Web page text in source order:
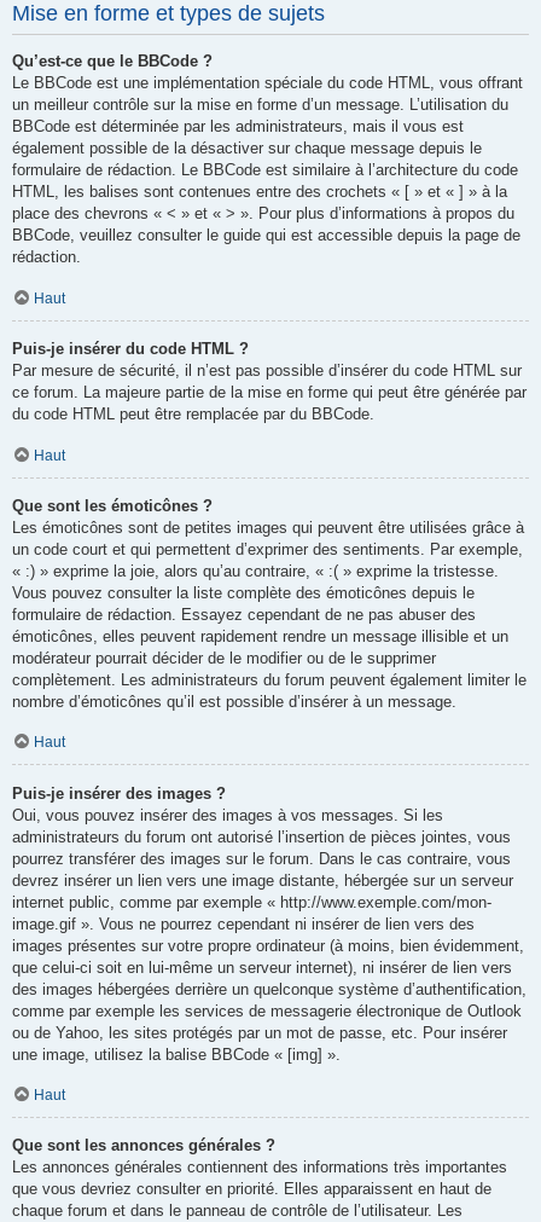
Mise en forme et types de sujets
Qu’est-ce que le BBCode ?
Le BBCode est une implémentation spéciale du code HTML, vous offrant
un meilleur contrôle sur la mise en forme d’un message. L’utilisation du
BBCode est déterminée par les administrateurs, mais il vous est
également possible de la désactiver sur chaque message depuis le
formulaire de rédaction. Le BBCode est similaire à l’architecture du code
HTML, les balises sont contenues entre des crochets « [ » et « ] » à la
place des chevrons « < » et « > ». Pour plus d’informations à propos du
BBCode, veuillez consulter le guide qui est accessible depuis la page de
rédaction.
Haut
Puis-je insérer du code HTML ?
Par mesure de sécurité, il n’est pas possible d’insérer du code HTML sur
ce forum. La majeure partie de la mise en forme qui peut être générée par
du code HTML peut être remplacée par du BBCode.
Haut
Que sont les émoticônes ?
Les émoticônes sont de petites images qui peuvent être utilisées grâce à
un code court et qui permettent d’exprimer des sentiments. Par exemple,
« :) » exprime la joie, alors qu’au contraire, « :( » exprime la tristesse.
Vous pouvez consulter la liste complète des émoticônes depuis le
formulaire de rédaction. Essayez cependant de ne pas abuser des
émoticônes, elles peuvent rapidement rendre un message illisible et un
modérateur pourrait décider de le modifier ou de le supprimer
complètement. Les administrateurs du forum peuvent également limiter le
nombre d’émoticônes qu’il est possible d’insérer à un message.
Haut
Puis-je insérer des images ?
Oui, vous pouvez insérer des images à vos messages. Si les
administrateurs du forum ont autorisé l’insertion de pièces jointes, vous
pourrez transférer des images sur le forum. Dans le cas contraire, vous
devrez insérer un lien vers une image distante, hébergée sur un serveur
internet public, comme par exemple « http://www.exemple.com/mon-
image.gif ». Vous ne pourrez cependant ni insérer de lien vers des
images présentes sur votre propre ordinateur (à moins, bien évidemment,
que celui-ci soit en lui-même un serveur internet), ni insérer de lien vers
des images hébergées derrière un quelconque système d’authentification,
comme par exemple les services de messagerie électronique de Outlook
ou de Yahoo, les sites protégés par un mot de passe, etc. Pour insérer
une image, utilisez la balise BBCode « [img] ».
Haut
Que sont les annonces générales ?
Les annonces générales contiennent des informations très importantes
que vous devriez consulter en priorité. Elles apparaissent en haut de
chaque forum et dans le panneau de contrôle de l’utilisateur. Les